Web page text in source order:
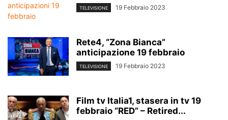
TELEVISIONE 19 Febbraio 2023
Rete4, “Zona Bianca”
anticipazione 19 febbraio
TELEVISIONE 19 Febbraio 2023
Film tv Italia1, stasera in tv 19
febbraio “RED” – Retired...